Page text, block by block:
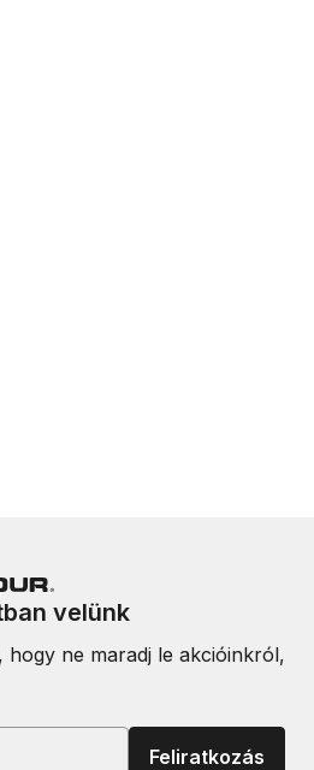
velünk
hogy ne maradj le akcióinkról,
Feliratkozás